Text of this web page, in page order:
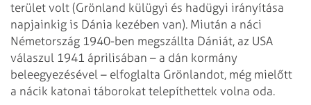
terület volt (Grönland külügyi és hadügyi irányítása
napjainkig is Dánia kezében van). Miután a náci
Németország 1940-ben megszállta Dániát, az USA
válaszul 1941 áprilisában – a dán kormány
beleegyezésével – elfoglalta Grönlandot, még mielőtt
a nácik katonai táborokat telepíthettek volna oda.